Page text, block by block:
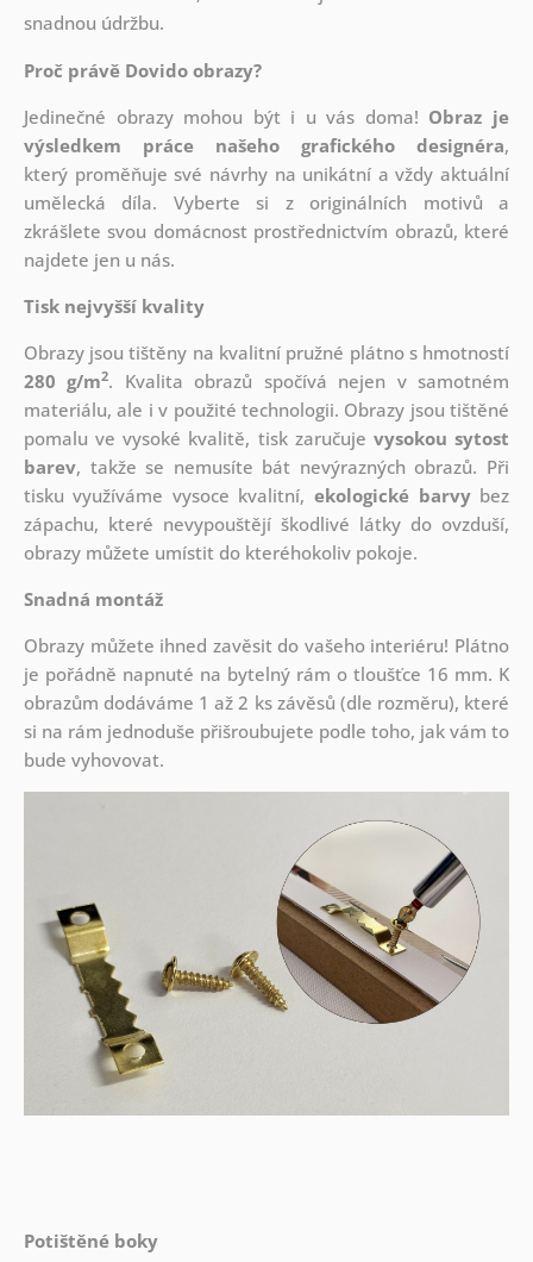
snadnou údržbu.
Proč právě Dovido obrazy?
Jedinečné obrazy mohou být i u vás doma! Obraz je
výsledkem práce našeho grafického designéra,
který proměňuje své návrhy na unikátní a vždy aktuální
umělecká díla. Vyberte si z originálních motivů a
zkrášlete svou domácnost prostřednictvím obrazů, které
najdete jen u nás.
Tisk nejvyšší kvality
Obrazy jsou tištěny na kvalitní pružné plátno s hmotností
280 g/m2. Kvalita obrazů spočívá nejen v samotném
materiálu, ale i v použité technologii. Obrazy jsou tištěné
pomalu ve vysoké kvalitě, tisk zaručuje vysokou sytost
barev, takže se nemusíte bát nevýrazných obrazů. Při
tisku využíváme vysoce kvalitní,ekologické barvybez
zápachu, které nevypouštějí škodlivé látky do ovzduší,
obrazy můžete umístit do kteréhokoliv pokoje.
Snadná montáž
Obrazy můžete ihned zavěsit do vašeho interiéru! Plátno
je pořádně napnuté na bytelný rám o tloušťce 16 mm. K
obrazům dodáváme 1 až 2 ks závěsů (dle rozměru), které
si na rám jednoduše přišroubujete podle toho, jak vám to
bude vyhovovat.
Potištěné boky